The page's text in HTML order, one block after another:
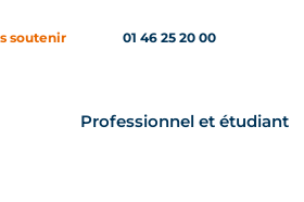
soutenir 01 46 25 20 00
Professionnel et étudiant